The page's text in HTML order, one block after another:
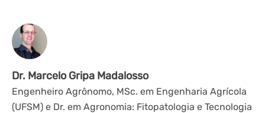
Dr. Marcelo Gripa Madalosso
Engenheiro Agrônomo, MSc. em Engenharia Agrícola
(UFSM) e Dr. em Agronomia: Fitopatologia e Tecnologia